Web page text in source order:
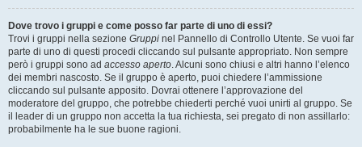
Dove trovo i gruppi e come posso far parte di uno di essi?
Trovi i gruppi nella sezione Gruppi nel Pannello di Controllo Utente. Se vuoi far
parte di uno di questi procedi cliccando sul pulsante appropriato. Non sempre
però i gruppi sono ad accesso aperto. Alcuni sono chiusi e altri hanno l’elenco
dei membri nascosto. Se il gruppo è aperto, puoi chiedere l’ammissione
cliccando sul pulsante apposito. Dovrai ottenere l’approvazione del
moderatore del gruppo, che potrebbe chiederti perché vuoi unirti al gruppo. Se
il leader di un gruppo non accetta la tua richiesta, sei pregato di non assillarlo:
probabilmente ha le sue buone ragioni.